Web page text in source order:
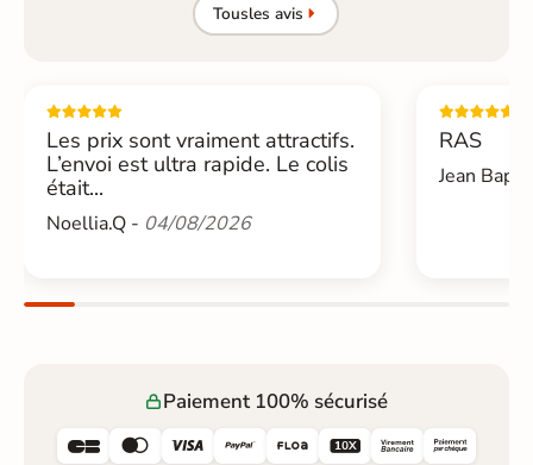
Tousles avis
Les prix sont vraiment attractifs.
L’envoi est ultra rapide. Le colis
était...
Noellia.Q - 04/08/2026
RAS
Jean
Paiement 100% sécurisé
     